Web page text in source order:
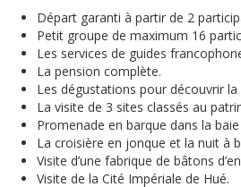
Départ garanti à partir de 2
Petit groupe de maximum 16
Les services de guides
La pension complète.
Les dégustations pour découvrir
La visite de 3 sites classés au
Promenade en barque dans la
La croisière en jonque et la nuit à
Visite d’une fabrique de bâtons
Visite de la Cité Impériale de Hué.